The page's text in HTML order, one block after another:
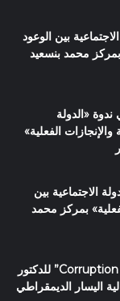
بين الوعود
بمركز محمد بنسعيد
«الدولة
والإنجازات الفعلية»
الاجتماعية بين
بمركز محمد
قراءة في كتاب: “Corruption et rente” للدكتور
اليسار الديمقراطي